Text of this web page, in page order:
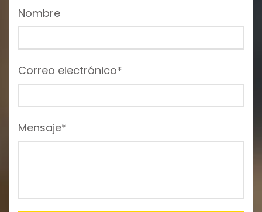
Nombre
Correo electrónico*
Mensaje*